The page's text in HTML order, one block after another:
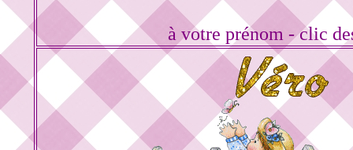
à votre prénom - clic